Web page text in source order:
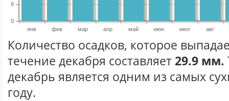
янв фев мар апр май июн июл авг
0
9
Количество осадков, которое
течение декабря составляет 29.9 мм.
декабрь является одним из самых
году.